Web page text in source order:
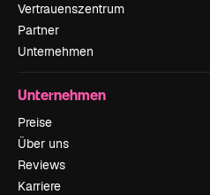
Vertrauenszentrum
Partner
Unternehmen
Unternehmen
Preise
Über uns
Reviews
Karriere